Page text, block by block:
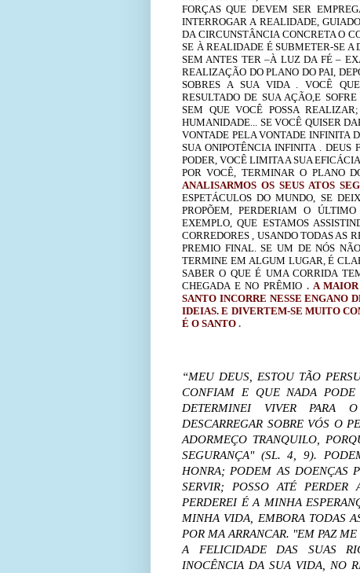
FORÇAS QUE DEVEM SER
INTERROGAR A REALIDADE,
DA CIRCUNSTÂNCIA CONCRETA O
SE À REALIDADE É SUBMETER-SE A
SEM ANTES TER –À LUZ DA FÉ –
REALIZAÇÃO DO PLANO DO PAI,
SOBRES A SUA VIDA . VOCÊ
RESULTADO DE SUA AÇÃO,E
SEM QUE VOCÊ POSSA
HUMANIDADE... SE VOCÊ QUISER
VONTADE PELA VONTADE INFINITA
SUA ONIPOTÊNCIA INFINITA . DEUS
PODER, VOCÊ LIMITA A SUA
POR VOCÊ, TERMINAR O PLANO
ANALISARMOS OS SEUS ATOS
ESPETÁCULOS DO MUNDO, SE
PROPÕEM, PERDERIAM O
EXEMPLO, QUE ESTAMOS
CORREDORES , USANDO TODAS AS
PREMIO FINAL. SE UM DE NÓS
TERMINE EM ALGUM LUGAR, É
SABER O QUE É UMA CORRIDA
CHEGADA E NO PRÊMIO . A
SANTO INCORRE NESSE ENGANO
IDEIAS. E DIVERTEM-SE MUITO
É O SANTO .
“MEU DEUS, ESTOU TÃO
CONFIAM E QUE NADA
DETERMINEI VIVER PARA
DESCARREGAR SOBRE VÓS O
ADORMEÇO TRANQUILO,
SEGURANÇA" (SL. 4, 9).
HONRA; PODEM AS DOENÇAS
SERVIR; POSSO ATÉ
PERDEREI É A MINHA
MINHA VIDA, EMBORA TODAS
POR MA ARRANCAR. "EM PAZ
A FELICIDADE DAS SUAS
INOCÊNCIA DA SUA VIDA, NO